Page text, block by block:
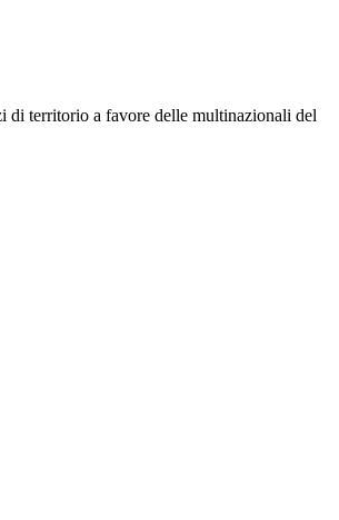
di territorio a favore delle multinazionali del